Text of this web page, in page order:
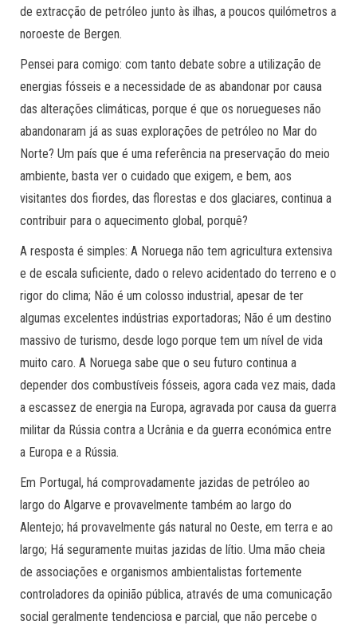
de extracção de petróleo junto às ilhas, a poucos quilómetros a
noroeste de Bergen.
Pensei para comigo: com tanto debate sobre a utilização de
energias fósseis e a necessidade de as abandonar por causa
das alterações climáticas, porque é que os noruegueses não
abandonaram já as suas explorações de petróleo no Mar do
Norte? Um país que é uma referência na preservação do meio
ambiente, basta ver o cuidado que exigem, e bem, aos
visitantes dos fiordes, das florestas e dos glaciares, continua a
contribuir para o aquecimento global, porquê?
A resposta é simples: A Noruega não tem agricultura extensiva
e de escala suficiente, dado o relevo acidentado do terreno e o
rigor do clima; Não é um colosso industrial, apesar de ter
algumas excelentes indústrias exportadoras; Não é um destino
massivo de turismo, desde logo porque tem um nível de vida
muito caro. A Noruega sabe que o seu futuro continua a
depender dos combustíveis fósseis, agora cada vez mais, dada
a escassez de energia na Europa, agravada por causa da guerra
militar da Rússia contra a Ucrânia e da guerra económica entre
a Europa e a Rússia.
Em Portugal, há comprovadamente jazidas de petróleo ao
largo do Algarve e provavelmente também ao largo do
Alentejo; há provavelmente gás natural no Oeste, em terra e ao
largo; Há seguramente muitas jazidas de lítio. Uma mão cheia
de associações e organismos ambientalistas fortemente
controladores da opinião pública, através de uma comunicação
social geralmente tendenciosa e parcial, que não percebe o